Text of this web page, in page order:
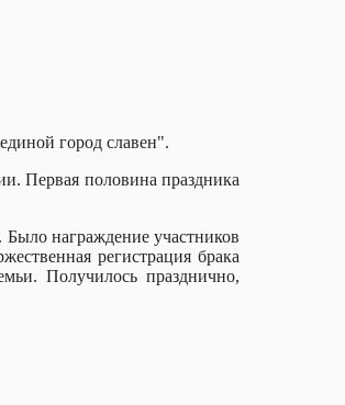
город славен".
Первая половина праздника
награждение участников
регистрация брака
Получилось празднично,